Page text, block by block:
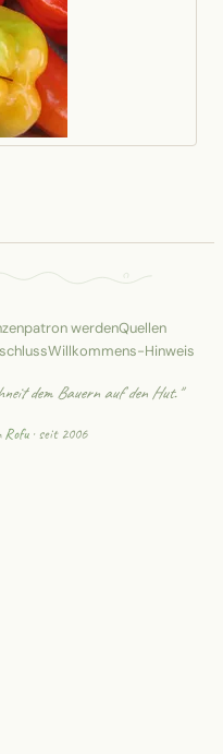
werdenQuellen
Willkommens-Hinweis
dem Bauern auf den Hut."
Rofu· seit 2006